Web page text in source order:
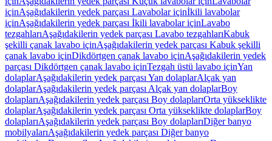
içinAşağıdakilerin yedek parçası Lavabolar içinİkili lavabolar
içinAşağıdakilerin yedek parçası İkili lavabolar içinLavabo
tezgahlarıAşağıdakilerin yedek parçası Lavabo tezgahlarıKabuk
şekilli çanak lavabo içinAşağıdakilerin yedek parçası Kabuk şekilli
çanak lavabo içinDikdörtgen çanak lavabo içinAşağıdakilerin yedek
parçası Dikdörtgen çanak lavabo içinTezgah üstü lavabo içinYan
dolaplarAşağıdakilerin yedek parçası Yan dolaplarAlçak yan
dolaplarAşağıdakilerin yedek parçası Alçak yan dolaplarBoy
dolaplarıAşağıdakilerin yedek parçası Boy dolaplarıOrta yükseklikte
dolaplarAşağıdakilerin yedek parçası Orta yükseklikte dolaplarBoy
dolaplarıAşağıdakilerin yedek parçası Boy dolaplarıDiğer banyo
mobilyalarıAşağıdakilerin yedek parçası Diğer banyo